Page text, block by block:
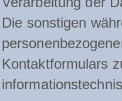
Die sonstigen
Kontaktformulars